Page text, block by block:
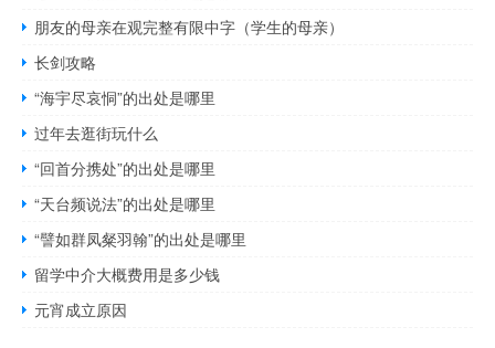
朋友的母亲在观完整有限中字（学生的母亲）
长剑攻略
“海宇尽哀恫”的出处是哪里
过年去逛街玩什么
“回首分携处”的出处是哪里
“天台频说法”的出处是哪里
“譬如群凤粲羽翰”的出处是哪里
留学中介大概费用是多少钱
元宵成立原因